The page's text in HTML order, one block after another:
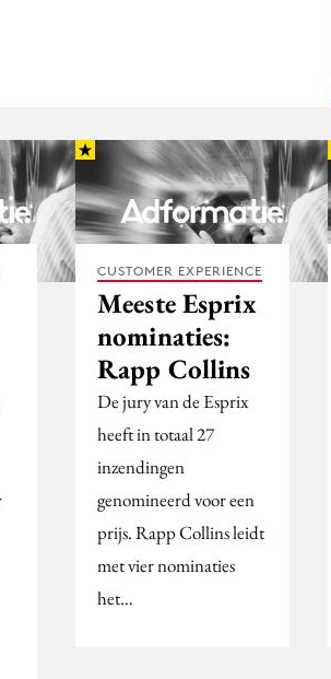
CUSTOMER EXPERIENCE
Meeste Esprix
nominaties:
Rapp Collins
De jury van de Esprix
heeft in totaal 27
inzendingen
genomineerd voor een
prijs. Rapp Collins leidt
met vier nominaties
het…